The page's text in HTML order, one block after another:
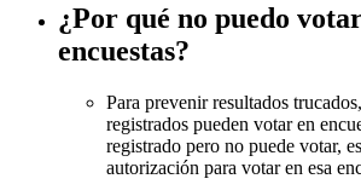
¿Por qué no puedo
encuestas?
Para prevenir resultados
registrados pueden votar en
registrado pero no puede votar,
autorización para votar en esa